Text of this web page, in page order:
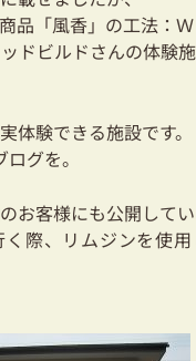
採用情報
03-3334-0334
品「風香」の工法：
ドビルドさんの体験
体験できる施設です。
グを。
お客様にも公開してい
際、リムジンを使